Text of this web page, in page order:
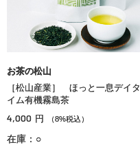
お茶の松山
［松山産業］ ほっと一息デイタ
イム有機霧島茶
4,000 円 （8%税込）
在庫：○